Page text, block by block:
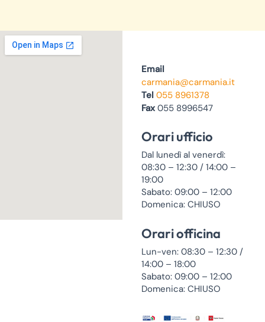
Email
carmania@carmania.it
Tel 055 8961378
Fax055 8996547
Orari ufficio
Dal lunedì al venerdì:
08:30 – 12:30 / 14:00 –
19:00
Sabato: 09:00 – 12:00
Domenica: CHIUSO
Orari officina
Lun-ven: 08:30 – 12:30 /
14:00 – 18:00
Sabato: 09:00 – 12:00
Domenica: CHIUSO